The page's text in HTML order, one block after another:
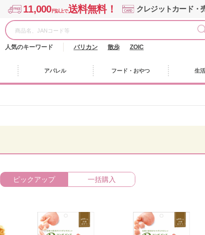
11,000円以上で送料無料！ クレジットカード・
人気のキーワード バリカン 散歩 ZOIC
アパレル フード・おやつ 生
ピックアップ 一括購入